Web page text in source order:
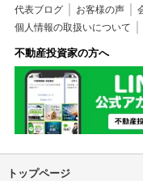
代表ブログ
お客様の声
個人情報の取扱いについて
不動産投資家の方へ
トップページ